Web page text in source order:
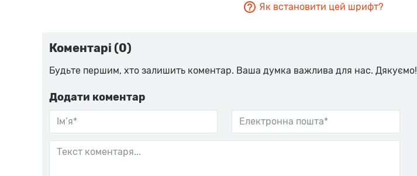
Як встановити цей шрифт?
Коментарі (0)
Будьте першим, хто залишить коментар. Ваша думка важлива для нас. Дякуємо!
Додати коментар